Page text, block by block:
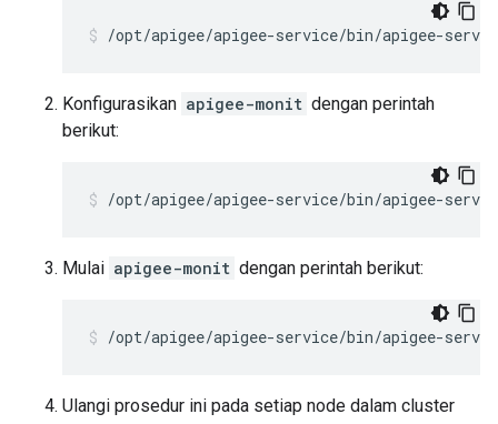
/opt/apigee/apigee-service/bin/apigee-
Konfigurasikan apigee-monit dengan perintah
berikut:
/opt/apigee/apigee-service/bin/apigee-
Mulai apigee-monit dengan perintah berikut:
/opt/apigee/apigee-service/bin/apigee-
Ulangi prosedur ini pada setiap node dalam cluster